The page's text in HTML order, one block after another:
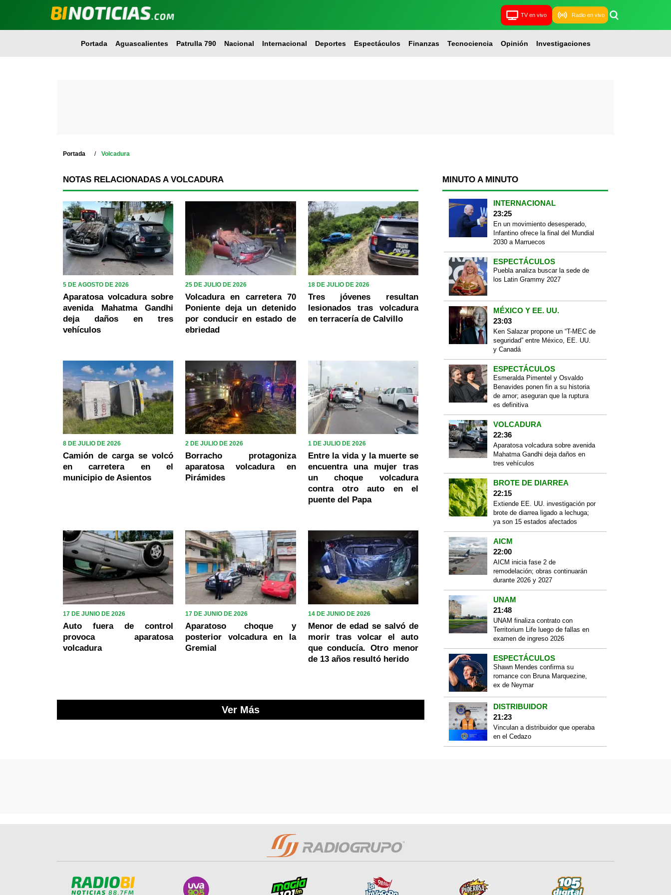
TV en vivo Radio en vivo
Portada Aguascalientes Patrulla 790 Nacional Internacional Deportes Espectáculos Finanzas Tecnociencia Opinión Investigaciones
Portada Volcadura
NOTAS RELACIONADAS A VOLCADURA
5 DE AGOSTO DE 2026
Aparatosa volcadura sobre
avenida Mahatma Gandhi
deja daños en tres
vehículos
25 DE JULIO DE 2026
Volcadura en carretera 70
Poniente deja un detenido
por conducir en estado de
ebriedad
18 DE JULIO DE 2026
Tres jóvenes resultan
lesionados tras volcadura
en terracería de Calvillo
8 DE JULIO DE 2026
Camión de carga se volcó
en carretera en el
municipio de Asientos
2 DE JULIO DE 2026
Borracho protagoniza
aparatosa volcadura en
Pirámides
1 DE JULIO DE 2026
Entre la vida y la muerte se
encuentra una mujer tras
un choque volcadura
contra otro auto en el
puente del Papa
17 DE JUNIO DE 2026
Auto fuera de control
provoca aparatosa
volcadura
17 DE JUNIO DE 2026
Aparatoso choque y
posterior volcadura en la
Gremial
14 DE JUNIO DE 2026
Menor de edad se salvó de
morir tras volcar el auto
que conducía. Otro menor
de 13 años resultó herido
Ver Más
MINUTO A MINUTO
INTERNACIONAL
23:25
En un movimiento desesperado,
Infantino ofrece la final del Mundial
2030 a Marruecos
ESPECTÁCULOS
Puebla analiza buscar la sede de
los Latin Grammy 2027
MÉXICO Y EE. UU.
23:03
Ken Salazar propone un “T-MEC de
seguridad” entre México, EE. UU.
y Canadá
ESPECTÁCULOS
Esmeralda Pimentel y Osvaldo
Benavides ponen fin a su historia
de amor; aseguran que la ruptura
es definitiva
VOLCADURA
22:36
Aparatosa volcadura sobre avenida
Mahatma Gandhi deja daños en
tres vehículos
BROTE DE DIARREA
22:15
Extiende EE. UU. investigación por
brote de diarrea ligado a lechuga;
ya son 15 estados afectados
AICM
22:00
AICM inicia fase 2 de
remodelación; obras continuarán
durante 2026 y 2027
UNAM
21:48
UNAM finaliza contrato con
Territorium Life luego de fallas en
examen de ingreso 2026
ESPECTÁCULOS
Shawn Mendes confirma su
romance con Bruna Marquezine,
ex de Neymar
DISTRIBUIDOR
21:23
Vinculan a distribuidor que operaba
en el Cedazo